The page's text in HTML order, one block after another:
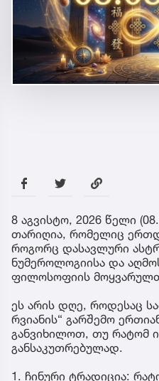
8 აგვისტო, 2026 წელი
თარიღია, რომელიც
როგორც დასავლური
ნუმეროლოგიისა და
ფილოსოფიის
ეს არის დღე, როდესაც
რვიანის“ გარშემო
განვიხილოთ, თუ რატომ
განსაკუთრებულად.
1. ჩინური ტრადიცია: